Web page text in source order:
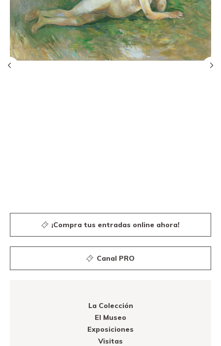
¡Compra tus entradas online ahora!
Canal PRO
La Colección
El Museo
Exposiciones
Visitas